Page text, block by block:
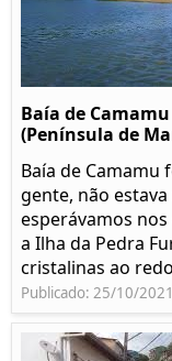
Baía de Camamu
(Península de
Baía de
gente, não
esperávamos
a Ilha da Pedra
cristalinas ao
Publicado: 25/10/2021